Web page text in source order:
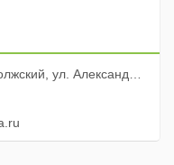
ул. Александрова, 39